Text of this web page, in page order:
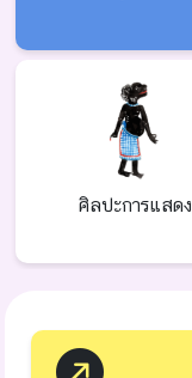
ศิลปะการแสดง